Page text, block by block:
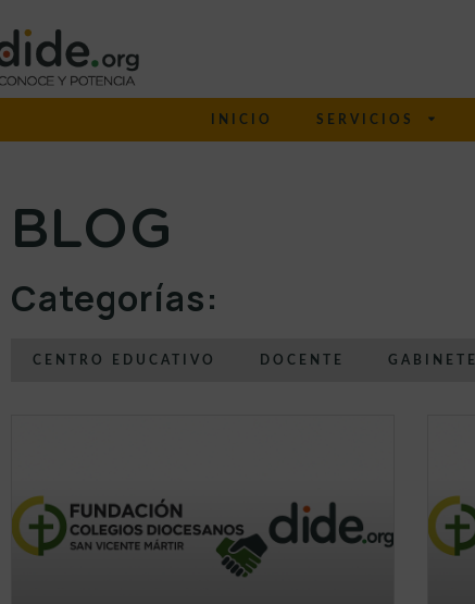
INICIO SERVICIOS
BLOG
Categorías:
CENTRO EDUCATIVO DOCENTE GABINETE